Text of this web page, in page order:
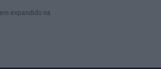
expandido na